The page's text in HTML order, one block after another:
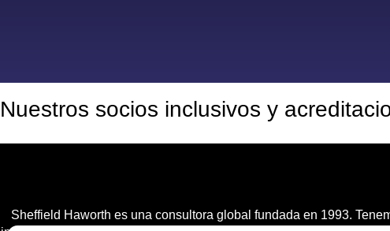
Nuestros socios inclusivos y
Sheffield Haworth es una consultora global fundada en 1993.